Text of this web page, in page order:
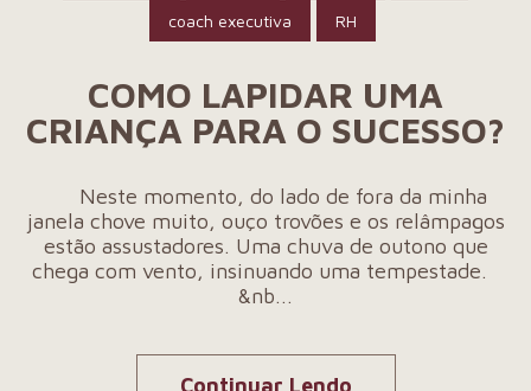
coach executiva RH
COMO LAPIDAR UMA
CRIANÇA PARA O SUCESSO?
Neste momento, do lado de fora da minha
janela chove muito, ouço trovões e os relâmpagos
estão assustadores. Uma chuva de outono que
chega com vento, insinuando uma tempestade.
&nb...
Continuar Lendo